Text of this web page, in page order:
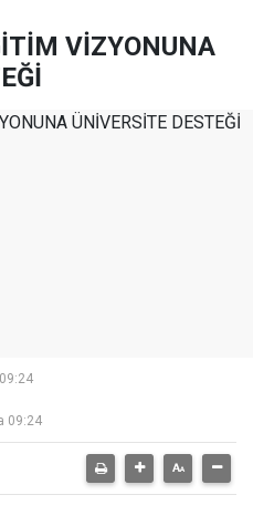
VİZYONUNA
09:24